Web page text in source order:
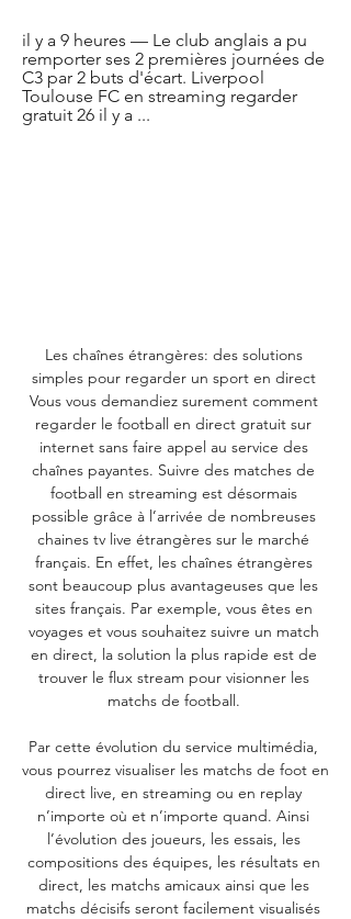
il y a 9 heures — Le club anglais a pu
remporter ses 2 premières journées de
C3 par 2 buts d'écart. Liverpool
Toulouse FC en streaming regarder
gratuit 26 il y a ...
Les chaînes étrangères: des solutions
simples pour regarder un sport en direct
Vous vous demandiez surement comment
regarder le football en direct gratuit sur
internet sans faire appel au service des
chaînes payantes. Suivre des matches de
football en streaming est désormais
possible grâce à l’arrivée de nombreuses
chaines tv live étrangères sur le marché
français. En effet, les chaînes étrangères
sont beaucoup plus avantageuses que les
sites français. Par exemple, vous êtes en
voyages et vous souhaitez suivre un match
en direct, la solution la plus rapide est de
trouver le flux stream pour visionner les
matchs de football.
Par cette évolution du service multimédia,
vous pourrez visualiser les matchs de foot en
direct live, en streaming ou en replay
n’importe où et n’importe quand. Ainsi
l’évolution des joueurs, les essais, les
compositions des équipes, les résultats en
direct, les matchs amicaux ainsi que les
matchs décisifs seront facilement visualisés